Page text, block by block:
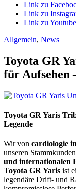
Link zu
Link zu
Link zu Youtube
Allgemein, News
Toyota GR
für Aufsehen
Toyota GR Yaris
Legende
Wir von cardiologie
unseren
und internationalen
Toyota GR Yaris ist
legendäre Drift- und